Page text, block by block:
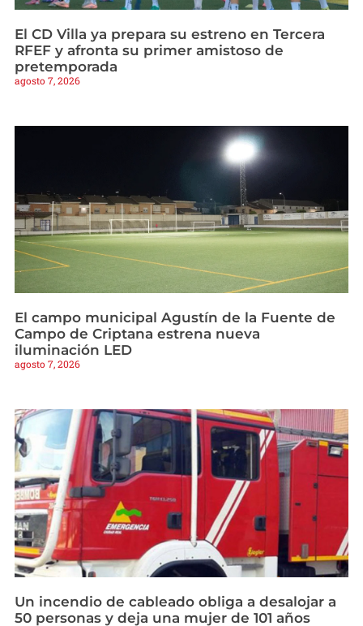
El CD Villa ya prepara su estreno en Tercera
RFEF y afronta su primer amistoso de
pretemporada
agosto 7, 2026
El campo municipal Agustín de la Fuente de
Campo de Criptana estrena nueva
iluminación LED
agosto 7, 2026
Un incendio de cableado obliga a desalojar a
50 personas y deja una mujer de 101 años